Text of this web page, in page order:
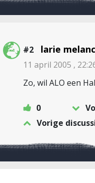
#2 larie
11 april 2005 ,
Zo, wil ALO een
0
Vorige